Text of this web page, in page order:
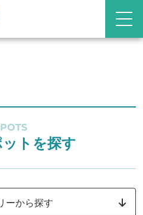
トを探す
ーから探す